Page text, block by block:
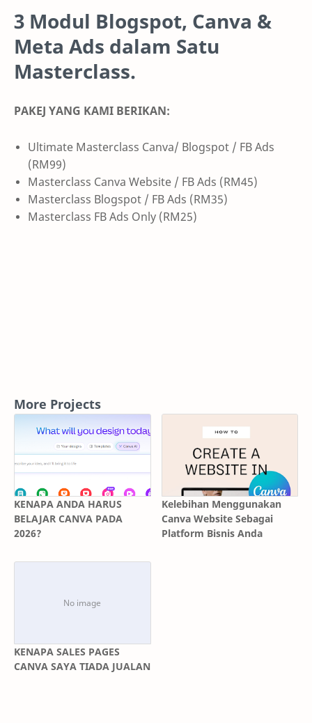
3 Modul Blogspot, Canva &
Meta Ads dalam Satu
Masterclass.
PAKEJ YANG KAMI BERIKAN:
Ultimate Masterclass Canva/ Blogspot / FB Ads
(RM99)
Masterclass Canva Website / FB Ads (RM45)
Masterclass Blogspot / FB Ads (RM35)
Masterclass FB Ads Only (RM25)
More Projects
KENAPA ANDA HARUS
BELAJAR CANVA PADA
2026?
Kelebihan Menggunakan
Canva Website Sebagai
Platform Bisnis Anda
KENAPA SALES PAGES
CANVA SAYA TIADA JUALAN